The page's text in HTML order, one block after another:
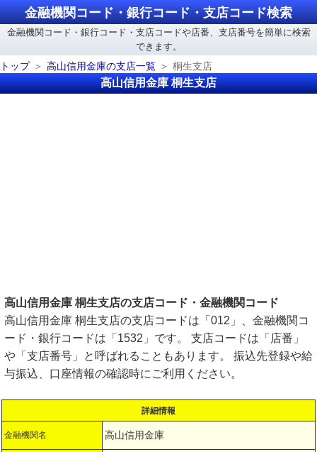
金融機関コード・銀行コード・支店コード検索
金融機関コード・銀行コード・支店コードや店番、支店番号を簡単に検索
できます。
トップ
高山信用金庫の支店一覧 桐生支店
高山信用金庫 桐生支店
高山信用金庫 桐生支店の支店コード・金融機関コード
高山信用金庫 桐生支店の支店コードは「012」、金融機関コ
ード・銀行コードは「1532」です。 支店コードは「店番」
や「支店番号」と呼ばれることもあります。 振込先登録や給
与振込、口座情報の確認時にご利用ください。
詳細情報
金融機関名 高山信用金庫